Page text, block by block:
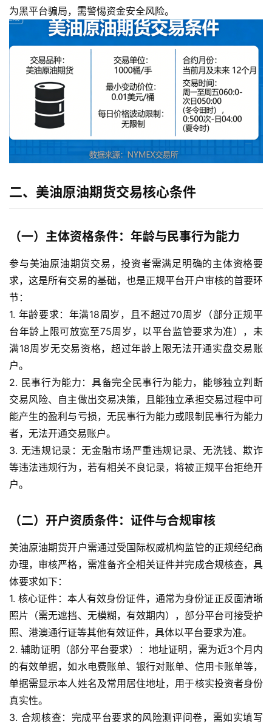
为黑平台骗局，需警惕资金安全风险。
二、美油原油期货交易核心条件
（一）主体资格条件：年龄与民事行为能力
参与美油原油期货交易，投资者需满足明确的主体资格要
求，这是所有交易的基础，也是正规平台开户审核的首要环
节：
1. 年龄要求：年满18周岁，且不超过70周岁（部分正规平
台年龄上限可放宽至75周岁，以平台监管要求为准），未
满18周岁无交易资格，超过年龄上限无法开通实盘交易账
户。
2. 民事行为能力：具备完全民事行为能力，能够独立判断
交易风险、自主做出交易决策，且能独立承担交易过程中可
能产生的盈利与亏损，无民事行为能力或限制民事行为能力
者，无法开通交易账户。
3. 无违规记录：无金融市场严重违规记录、无洗钱、欺诈
等违法违规行为，若有相关不良记录，将被正规平台拒绝开
户。
（二）开户资质条件：证件与合规审核
美油原油期货开户需通过受国际权威机构监管的正规经纪商
办理，审核严格，需准备齐全相关证件并完成合规核查，具
体要求如下：
1. 核心证件：本人有效身份证件，通常为身份证正反面清晰
照片（需无遮挡、无模糊，有效期内），部分平台可接受护
照、港澳通行证等其他有效证件，具体以平台要求为准。
2. 辅助证明（部分平台要求）：地址证明，需为近3个月内
的有效单据，如水电费账单、银行对账单、信用卡账单等，
单据需显示本人姓名及常用居住地址，用于核实投资者身份
真实性。
3. 合规核查：完成平台要求的风险测评问卷，需如实填写